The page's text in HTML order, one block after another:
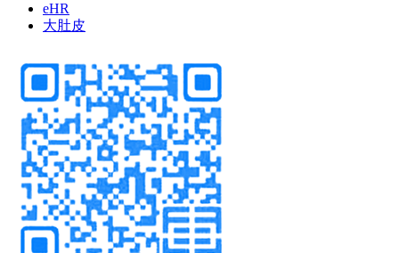
eHR
大肚皮